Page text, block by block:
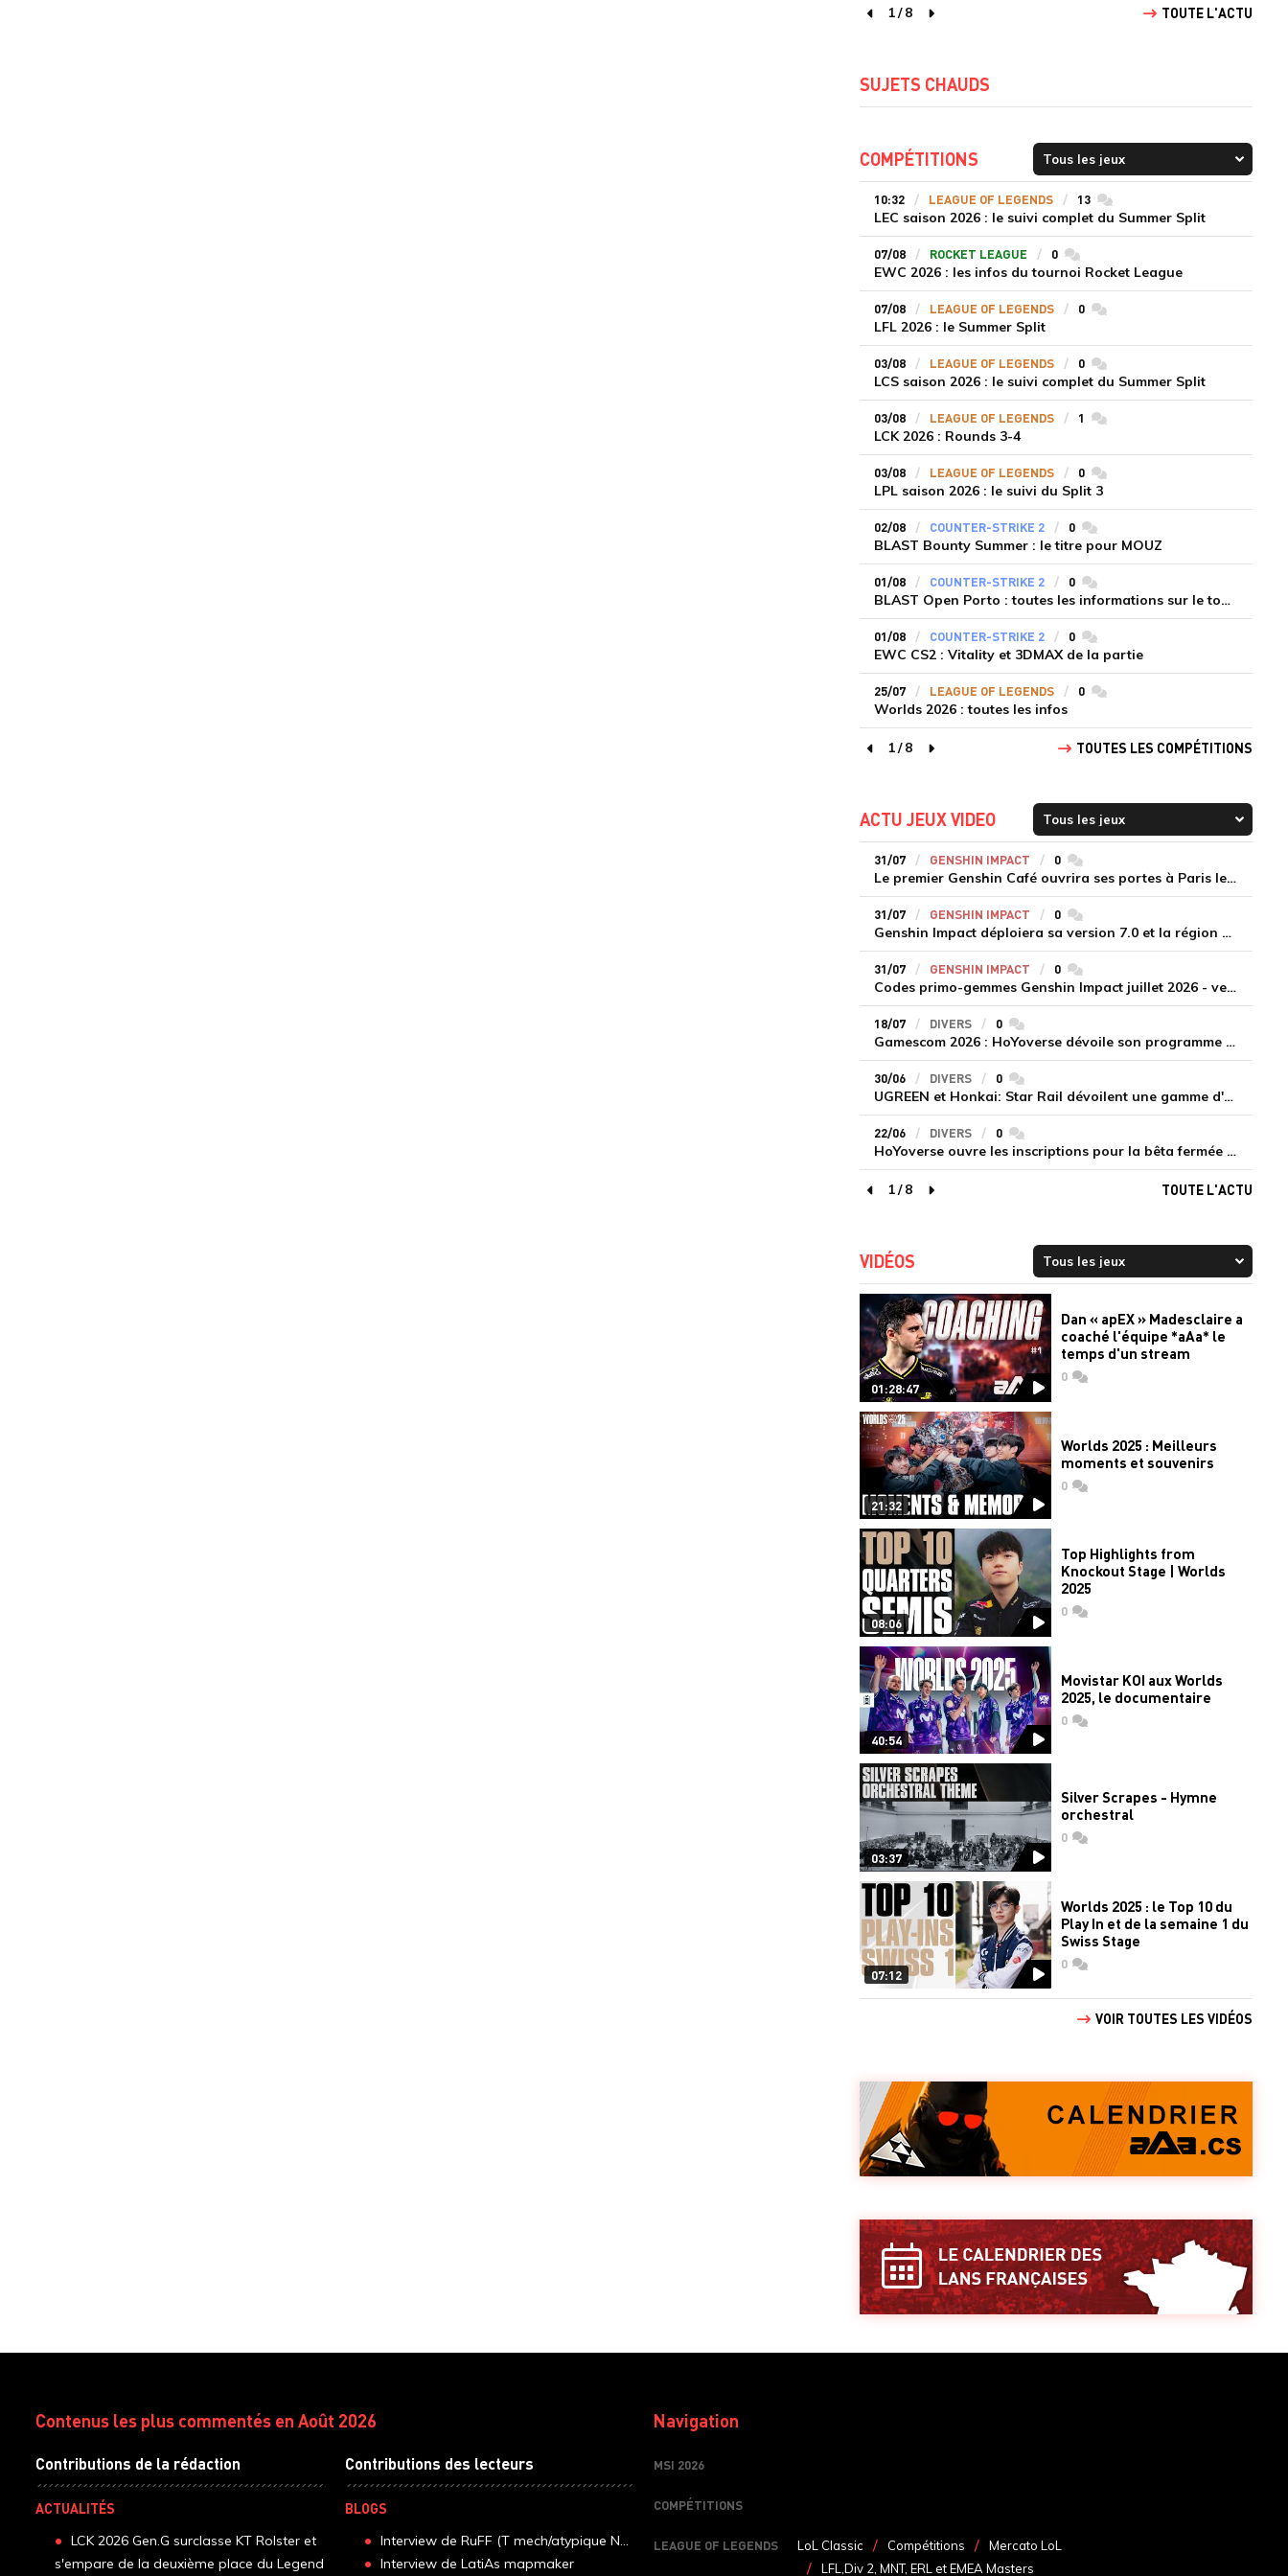
page précédente
1/8
page suivante
TOUTE L'ACTU
SUJETS CHAUDS
COMPÉTITIONS
10:32 LEAGUE OF LEGENDS 13commentaires
LEC saison 2026 : le suivi complet du Summer Split
07/08 ROCKET LEAGUE 0commentaires
EWC 2026 : les infos du tournoi Rocket League
07/08 LEAGUE OF LEGENDS 0commentaires
LFL 2026 : le Summer Split
03/08 LEAGUE OF LEGENDS 0commentaires
LCS saison 2026 : le suivi complet du Summer Split
03/08 LEAGUE OF LEGENDS 1 commentaires
LCK 2026 : Rounds 3-4
03/08 LEAGUE OF LEGENDS 0commentaires
LPL saison 2026 : le suivi du Split 3
02/08 COUNTER-STRIKE 2 0commentaires
BLAST Bounty Summer : le titre pour MOUZ
01/08 COUNTER-STRIKE 2 0commentaires
BLAST Open Porto : toutes les informations sur le tournoi
01/08 COUNTER-STRIKE 2 0commentaires
EWC CS2 : Vitality et 3DMAX de la partie
25/07 LEAGUE OF LEGENDS 0commentaires
Worlds 2026 : toutes les infos
page précédente
1/8
page suivante
TOUTES LES COMPÉTITIONS
ACTU JEUX VIDEO
31/07 GENSHIN IMPACT 0commentaires
Le premier Genshin Café ouvrira ses portes à Paris le 14 août
31/07 GENSHIN IMPACT 0commentaires
Genshin Impact déploiera sa version 7.0 et la région de Snezhnaya le 12 août
31/07 GENSHIN IMPACT 0commentaires
Codes primo-gemmes Genshin Impact juillet 2026 - version 7.0
18/07 DIVERS 0commentaires
Gamescom 2026 : HoYoverse dévoile son programme et présente deux nouveaux jeux inédits
30/06 DIVERS 0commentaires
UGREEN et Honkai: Star Rail dévoilent une gamme d'accessoires de recharge en édition limitée
22/06 DIVERS 0commentaires
HoYoverse ouvre les inscriptions pour la bêta fermée de Honkai : Nexus Anima
page précédente
1/8
page suivante
TOUTE L'ACTU
VIDÉOS
01:28:47
Dan « apEX » Madesclaire a
coaché l'équipe *aAa* le
temps d'un stream
0commentaires
21:32
Worlds 2025 : Meilleurs
moments et souvenirs
0commentaires
08:06
Top Highlights from
Knockout Stage | Worlds
2025
0commentaires
40:54
Movistar KOI aux Worlds
2025, le documentaire
0commentaires
03:37
Silver Scrapes - Hymne
orchestral
0commentaires
07:12
Worlds 2025 : le Top 10 du
Play In et de la semaine 1 du
Swiss Stage
0commentaires
VOIR TOUTES LES VIDÉOS
Contenus les plus commentés en Août 2026
Contributions de la rédaction
ACTUALITÉS
LCK 2026 Gen.G surclasse KT Rolster et
s'empare de la deuxième place du Legend
Contributions des lecteurs
BLOGS
Interview de RuFF (T mech/atypique N...
Interview de LatiAs mapmaker
Navigation
MSI 2026
COMPÉTITIONS
LEAGUE OF LEGENDS LoL Classic Compétitions
Mercato LoL
LFL,Div 2, MNT, ERL et EMEA Masters